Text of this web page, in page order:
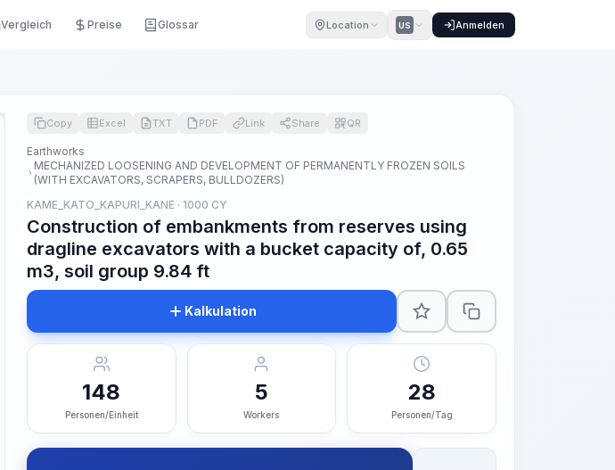
Vergleich Preise Glossar Location US Anmelden
Copy Excel TXT PDF Link Share QR
Earthworks
MECHANIZED LOOSENING AND DEVELOPMENT OF PERMANENTLY FROZEN SOILS
(WITH EXCAVATORS, SCRAPERS, BULLDOZERS)
KAME_KATO_KAPURI_KANE · 1000 CY
Construction of embankments from reserves using
dragline excavators with a bucket capacity of, 0.65
m3, soil group 9.84 ft
Kalkulation
148
Personen/Einheit
5
Workers
28
Personen/Tag